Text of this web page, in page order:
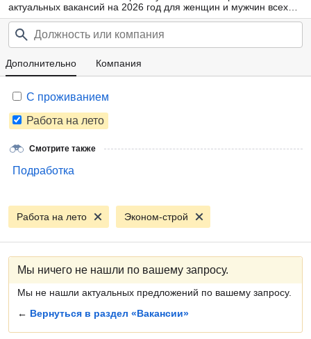
актуальных вакансий на 2026 год для женщин и мужчин всех
возрастов от прямых работодателей и кадровых агентств.
Воспользуйтесь удобной фильтрацией по профессиональным
областям, должности, типу занятости и другим параметрам или
внутренним поиском по сайту — так намного проще найти то,
что подходит именно Вам.
Дополнительно Компания
С проживанием
Работа на лето
Смотрите также
Подработка
Работа на лето Эконом-строй
Мы ничего не нашли по вашему запросу.
Мы не нашли актуальных предложений по вашему запросу.
← Вернуться в раздел «Вакансии»